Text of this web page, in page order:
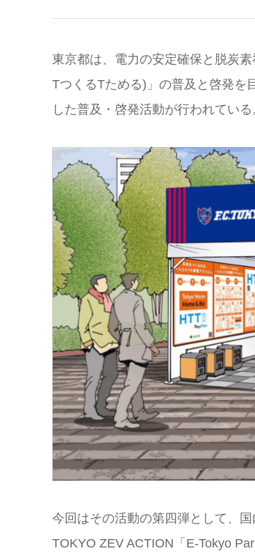
東京都は、電力の安定確保と脱炭
TつくるTためる)」の普及と啓発を
した普及・啓発活動が行われている
今回はその活動の第四弾として、
TOKYO ZEV ACTION「E-Tokyo